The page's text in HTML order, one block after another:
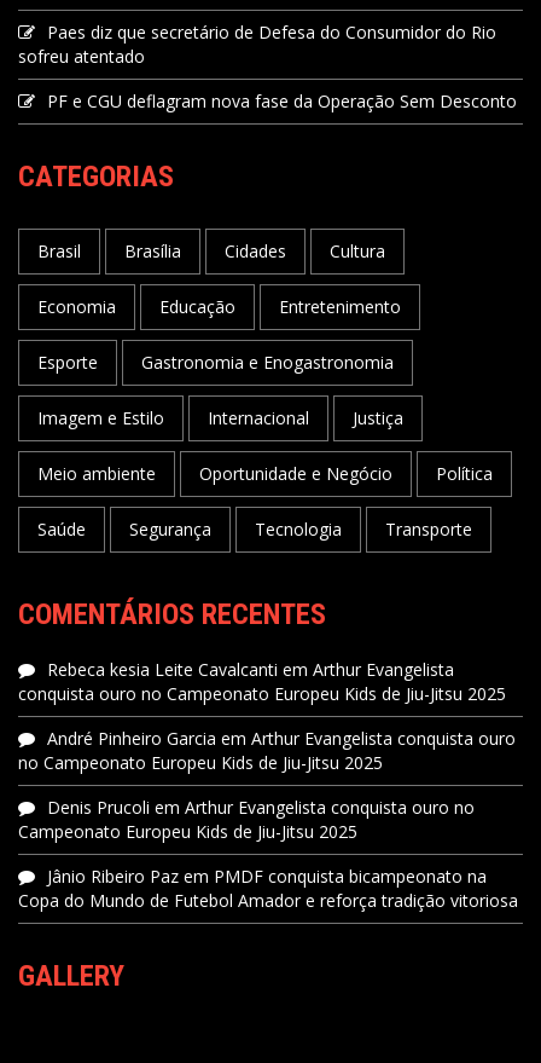
Paes diz que secretário de Defesa do Consumidor do Rio
sofreu atentado
PF e CGU deflagram nova fase da Operação Sem Desconto
CATEGORIAS
Brasil Brasília Cidades Cultura
Economia Educação Entretenimento
Esporte Gastronomia e Enogastronomia
Imagem e Estilo Internacional Justiça
Meio ambiente Oportunidade e Negócio Política
Saúde Segurança Tecnologia Transporte
COMENTÁRIOS RECENTES
Rebeca kesia Leite Cavalcanti em Arthur Evangelista
conquista ouro no Campeonato Europeu Kids de Jiu-Jitsu 2025
André Pinheiro Garcia em Arthur Evangelista conquista ouro
no Campeonato Europeu Kids de Jiu-Jitsu 2025
Denis Prucoli em Arthur Evangelista conquista ouro no
Campeonato Europeu Kids de Jiu-Jitsu 2025
Jânio Ribeiro Paz em PMDF conquista bicampeonato na
Copa do Mundo de Futebol Amador e reforça tradição vitoriosa
GALLERY